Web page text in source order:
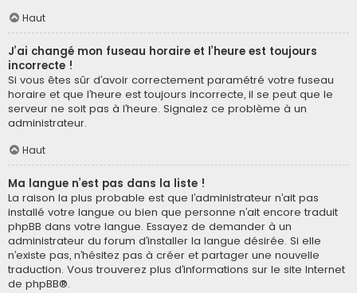
Haut
J’ai changé mon fuseau horaire et l’heure est toujours
incorrecte !
Si vous êtes sûr d’avoir correctement paramétré votre fuseau
horaire et que l’heure est toujours incorrecte, il se peut que le
serveur ne soit pas à l’heure. Signalez ce problème à un
administrateur.
Haut
Ma langue n’est pas dans la liste !
La raison la plus probable est que l’administrateur n’ait pas
installé votre langue ou bien que personne n’ait encore traduit
phpBB dans votre langue. Essayez de demander à un
administrateur du forum d’installer la langue désirée. Si elle
n’existe pas, n’hésitez pas à créer et partager une nouvelle
traduction. Vous trouverez plus d’informations sur le site Internet
de phpBB®.